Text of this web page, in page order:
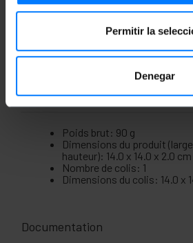
Permitir la
Denegar
donc la position d'insertion
Le connecteur USB Type-C
Mesures et poids
Poids brut: 90 g
Dimensions du produit
hauteur): 14.0 x 14.0 x 2.0 cm
Nombre de colis: 1
Dimensions du colis: 14.0 x
Documentation